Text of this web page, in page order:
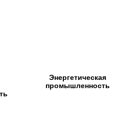
Энергетическая
промышленность